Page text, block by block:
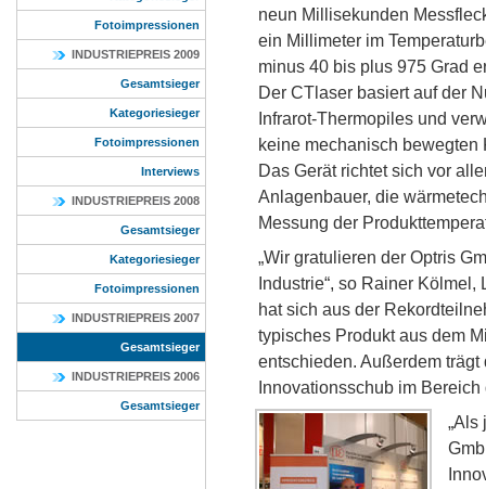
Fotoimpressionen
INDUSTRIEPREIS 2009
Gesamtsieger
Kategoriesieger
Fotoimpressionen
Interviews
INDUSTRIEPREIS 2008
Gesamtsieger
Kategoriesieger
Fotoimpressionen
INDUSTRIEPREIS 2007
Gesamtsieger
INDUSTRIEPREIS 2006
Gesamtsieger
neun Millisekunden
ein Millimeter im
minus 40 bis plus 975 Grad
Der CTlaser basiert auf der
Infrarot-Thermopiles und
keine mechanisch bewegten
Das Gerät richtet sich vor
Anlagenbauer, die
Messung der
„Wir gratulieren der Optris
Industrie“, so Rainer Kölmel,
hat sich aus der
typisches Produkt aus dem
entschieden. Außerdem
Innovationsschub im
„Als